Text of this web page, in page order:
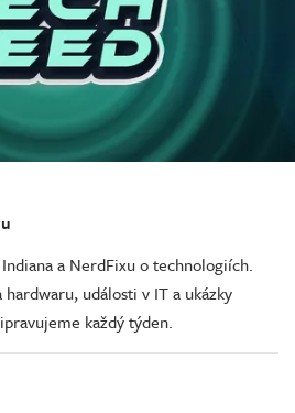
a NerdFixu o technologiích.
události v IT a ukázky
každý týden.